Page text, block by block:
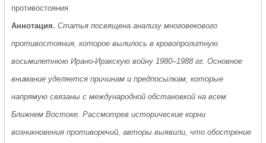
противостояния
Аннотация. Статья посвящена анализу многовекового
противостояния, которое вылилось в кровопролитную
восьмилетнюю Ирано-Иракскую войну 1980–1988 гг. Основное
внимание уделяется причинам и предпосылкам, которые
напрямую связаны с международной обстановкой на всем
Ближнем Востоке. Рассмотрев исторические корни
возникновения противоречий, авторы выявили, что обострение